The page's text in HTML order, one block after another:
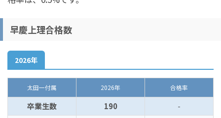
早慶上理合格数
2026年
太田一付属 2026年 合格率
卒業生数 190
-